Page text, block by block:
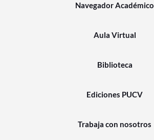
Navegador Académico
Aula Virtual
Biblioteca
Ediciones PUCV
Trabaja con nosotros